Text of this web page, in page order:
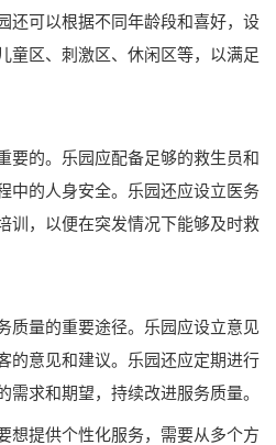
还可以根据不同年龄段和喜好，设
童区、刺激区、休闲区等，以满足
要的。乐园应配备足够的救生员和
中的人身安全。乐园还应设立医务
训，以便在突发情况下能够及时救
质量的重要途径。乐园应设立意见
的意见和建议。乐园还应定期进行
需求和期望，持续改进服务质量。
想提供个性化服务，需要从多个方